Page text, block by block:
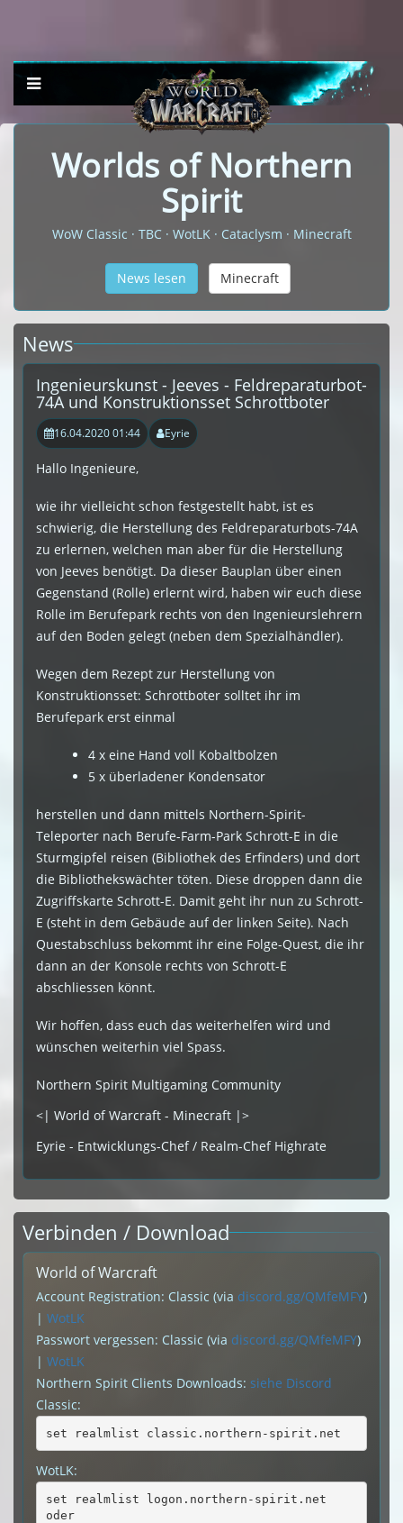
Worlds of Northern
Spirit
WoW Classic · TBC · WotLK · Cataclysm · Minecraft
News lesen Minecraft
News
Ingenieurskunst - Jeeves - Feldreparaturbot-
74A und Konstruktionsset Schrottboter
16.04.2020 01:44 Eyrie
Hallo Ingenieure,
wie ihr vielleicht schon festgestellt habt, ist es
schwierig, die Herstellung des Feldreparaturbots-74A
zu erlernen, welchen man aber für die Herstellung
von Jeeves benötigt. Da dieser Bauplan über einen
Gegenstand (Rolle) erlernt wird, haben wir euch diese
Rolle im Berufepark rechts von den Ingenieurslehrern
auf den Boden gelegt (neben dem Spezialhändler).
Wegen dem Rezept zur Herstellung von
Konstruktionsset: Schrottboter solltet ihr im
Berufepark erst einmal
4 x eine Hand voll Kobaltbolzen
5 x überladener Kondensator
herstellen und dann mittels Northern-Spirit-
Teleporter nach Berufe-Farm-Park Schrott-E in die
Sturmgipfel reisen (Bibliothek des Erfinders) und dort
die Bibliothekswächter töten. Diese droppen dann die
Zugriffskarte Schrott-E. Damit geht ihr nun zu Schrott-
E (steht in dem Gebäude auf der linken Seite). Nach
Questabschluss bekommt ihr eine Folge-Quest, die ihr
dann an der Konsole rechts von Schrott-E
abschliessen könnt.
Wir hoffen, dass euch das weiterhelfen wird und
wünschen weiterhin viel Spass.
Northern Spirit Multigaming Community
<| World of Warcraft - Minecraft |>
Eyrie - Entwicklungs-Chef / Realm-Chef Highrate
Verbinden / Download
World of Warcraft
Account Registration: Classic (via discord.gg/QMfeMFY)
| WotLK
Passwort vergessen: Classic (via discord.gg/QMfeMFY)
| WotLK
Northern Spirit Clients Downloads: siehe Discord
Classic:
set realmlist classic.northern-spirit.net
WotLK:
set realmlist logon.northern-spirit.net
oder